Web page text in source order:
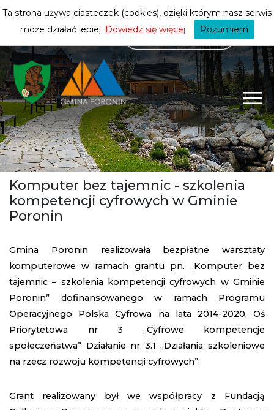
mieszkańca
Komputer bez tajemnic - szkolenia
kompetencji cyfrowych w Gminie
Poronin
Gmina Poronin realizowała bezpłatne warsztaty
komputerowe w ramach grantu pn. „Komputer bez
tajemnic – szkolenia kompetencji cyfrowych w Gminie
Poronin” dofinansowanego w ramach Programu
Operacyjnego Polska Cyfrowa na lata 2014-2020, Oś
Priorytetowa nr 3 „Cyfrowe kompetencje
społeczeństwa” Działanie nr 3.1 „Działania szkoleniowe
na rzecz rozwoju kompetencji cyfrowych”.
Grant realizowany był we współpracy z Fundacją
Ta strona używa ciasteczek (cookies), dzięki którym nasz serwis
może działać lepiej. Dowiedz się więcej Rozumiem